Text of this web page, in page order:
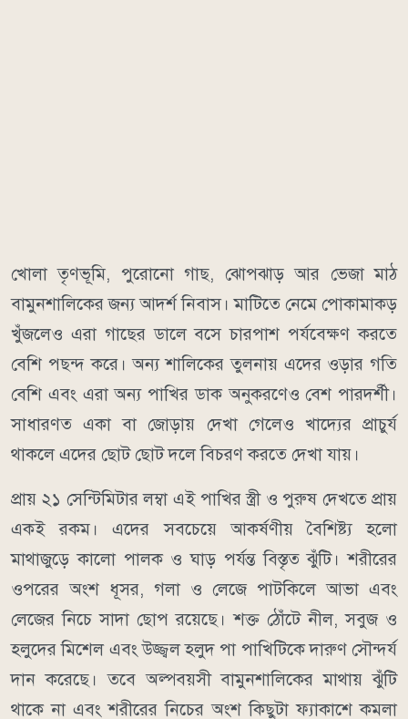
খোলা তৃণভূমি, পুরোনো গাছ, ঝোপঝাড় আর ভেজা মাঠ
বামুনশালিকের জন্য আদর্শ নিবাস। মাটিতে নেমে পোকামাকড়
খুঁজলেও এরা গাছের ডালে বসে চারপাশ পর্যবেক্ষণ করতে
বেশি পছন্দ করে। অন্য শালিকের তুলনায় এদের ওড়ার গতি
বেশি এবং এরা অন্য পাখির ডাক অনুকরণেও বেশ পারদর্শী।
সাধারণত একা বা জোড়ায় দেখা গেলেও খাদ্যের প্রাচুর্য
থাকলে এদের ছোট ছোট দলে বিচরণ করতে দেখা যায়।
প্রায় ২১ সেন্টিমিটার লম্বা এই পাখির স্ত্রী ও পুরুষ দেখতে প্রায়
একই রকম। এদের সবচেয়ে আকর্ষণীয় বৈশিষ্ট্য হলো
মাথাজুড়ে কালো পালক ও ঘাড় পর্যন্ত বিস্তৃত ঝুঁটি। শরীরের
ওপরের অংশ ধূসর, গলা ও লেজে পাটকিলে আভা এবং
লেজের নিচে সাদা ছোপ রয়েছে। শক্ত ঠোঁটে নীল, সবুজ ও
হলুদের মিশেল এবং উজ্জ্বল হলুদ পা পাখিটিকে দারুণ সৌন্দর্য
দান করেছে। তবে অল্পবয়সী বামুনশালিকের মাথায় ঝুঁটি
থাকে না এবং শরীরের নিচের অংশ কিছুটা ফ্যাকাশে কমলা